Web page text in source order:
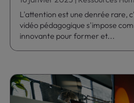
L'attention est une denrée rare,
vidéo pédagogique s'impose
innovante pour former et...